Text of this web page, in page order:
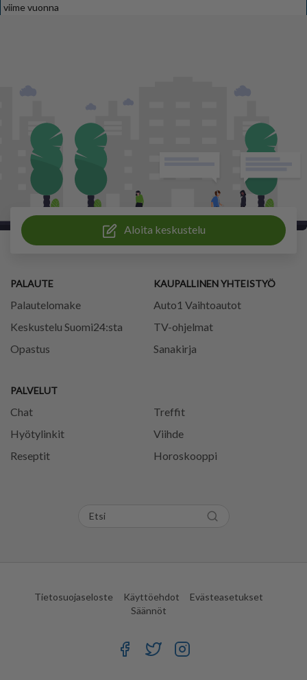
viime vuonna
Aloita keskustelu
PALAUTE
Palautelomake
Keskustelu Suomi24:sta
Opastus
PALVELUT
Chat
Treffit
Hyötylinkit
Viihde
Reseptit
Horoskooppi
KAUPALLINEN YHTEISTYÖ
Auto1 Vaihtoautot
TV-ohjelmat
Sanakirja
Tietosuojaseloste Käyttöehdot
Evästeasetukset
Säännöt